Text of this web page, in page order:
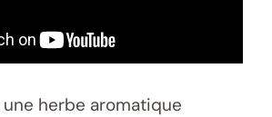
herbe aromatique